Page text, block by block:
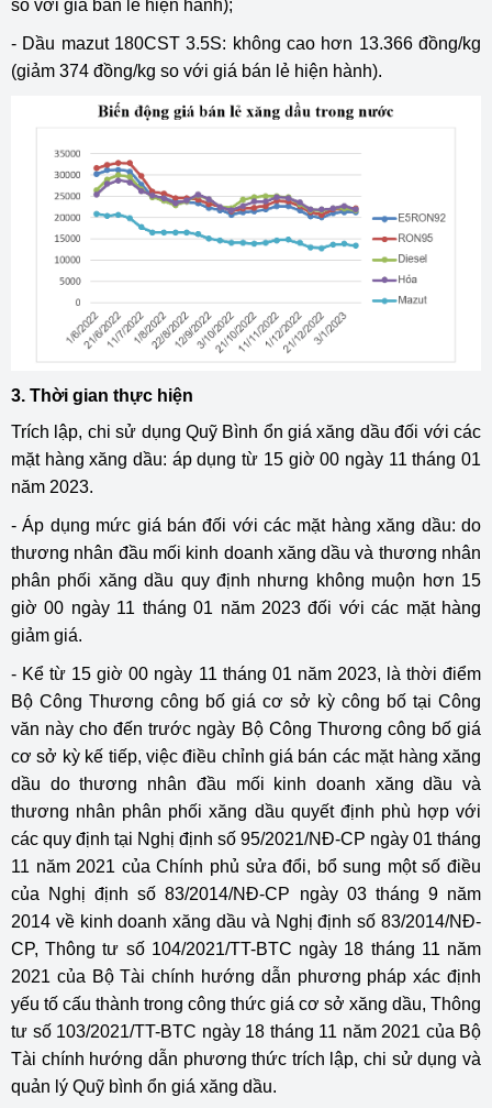
so với giá bán lẻ hiện hành);
- Dầu mazut 180CST 3.5S: không cao hơn 13.366 đồng/kg
(giảm 374 đồng/kg so với giá bán lẻ hiện hành).
3. Thời gian thực hiện
Trích lập, chi sử dụng Quỹ Bình ổn giá xăng dầu đối với các
mặt hàng xăng dầu: áp dụng từ 15 giờ 00 ngày 11 tháng 01
năm 2023.
- Áp dụng mức giá bán đối với các mặt hàng xăng dầu: do
thương nhân đầu mối kinh doanh xăng dầu và thương nhân
phân phối xăng dầu quy định nhưng không muộn hơn 15
giờ 00 ngày 11 tháng 01 năm 2023 đối với các mặt hàng
giảm giá.
- Kể từ 15 giờ 00 ngày 11 tháng 01 năm 2023, là thời điểm
Bộ Công Thương công bố giá cơ sở kỳ công bố tại Công
văn này cho đến trước ngày Bộ Công Thương công bố giá
cơ sở kỳ kế tiếp, việc điều chỉnh giá bán các mặt hàng xăng
dầu do thương nhân đầu mối kinh doanh xăng dầu và
thương nhân phân phối xăng dầu quyết định phù hợp với
các quy định tại Nghị định số 95/2021/NĐ-CP ngày 01 tháng
11 năm 2021 của Chính phủ sửa đổi, bổ sung một số điều
của Nghị định số 83/2014/NĐ-CP ngày 03 tháng 9 năm
2014 về kinh doanh xăng dầu và Nghị định số 83/2014/NĐ-
CP, Thông tư số 104/2021/TT-BTC ngày 18 tháng 11 năm
2021 của Bộ Tài chính hướng dẫn phương pháp xác định
yếu tố cấu thành trong công thức giá cơ sở xăng dầu, Thông
tư số 103/2021/TT-BTC ngày 18 tháng 11 năm 2021 của Bộ
Tài chính hướng dẫn phương thức trích lập, chi sử dụng và
quản lý Quỹ bình ổn giá xăng dầu.